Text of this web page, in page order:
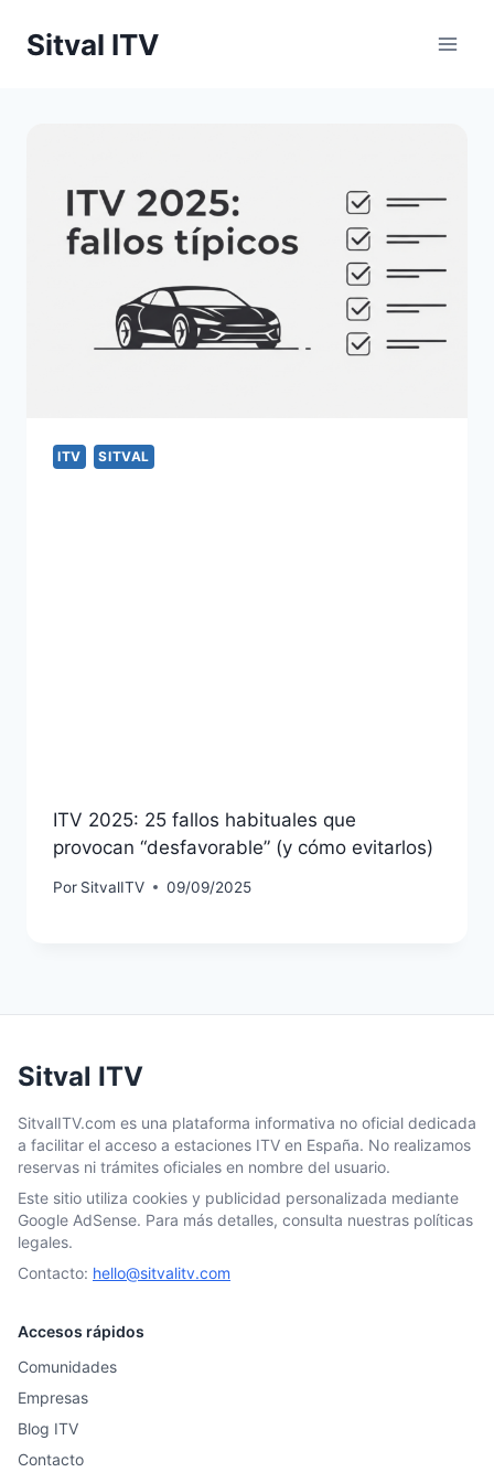
Sitval ITV
ITV SITVAL
ITV 2025: 25 fallos habituales que
provocan “desfavorable” (y cómo evitarlos)
Por SitvalITV 09/09/2025
Sitval ITV
SitvalITV.com es una plataforma informativa no oficial dedicada
a facilitar el acceso a estaciones ITV en España. No realizamos
reservas ni trámites oficiales en nombre del usuario.
Este sitio utiliza cookies y publicidad personalizada mediante
Google AdSense. Para más detalles, consulta nuestras políticas
legales.
Contacto: hello@sitvalitv.com
Accesos rápidos
Comunidades
Empresas
Blog ITV
Contacto